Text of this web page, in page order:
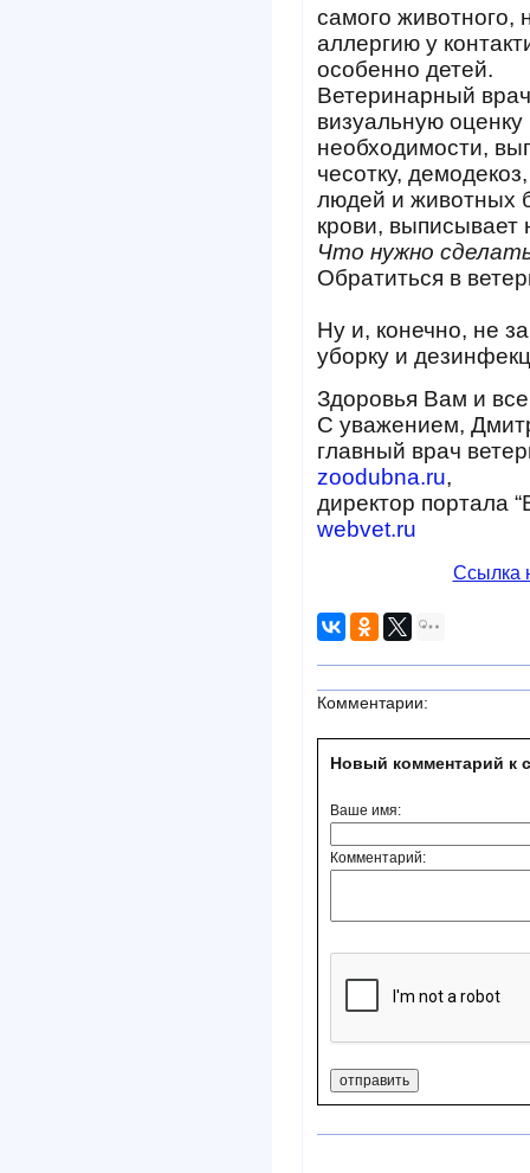
самого животного,
аллергию у
особенно детей.
Ветеринарный
визуальную
необходимости,
чесотку,
людей и животных
крови, выписывает
Что нужно
Обратиться в
Ну и, конечно, не
уборку и
Здоровья Вам и
С уважением,
главный врач
zoodubna.ru,
директор портала
webvet.ru
Ссылка
Комментарии:
Новый комментарий к
Ваше имя:
Комментарий: